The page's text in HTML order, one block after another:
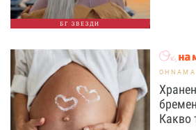
БГ ЗВЕЗДИ
Какво